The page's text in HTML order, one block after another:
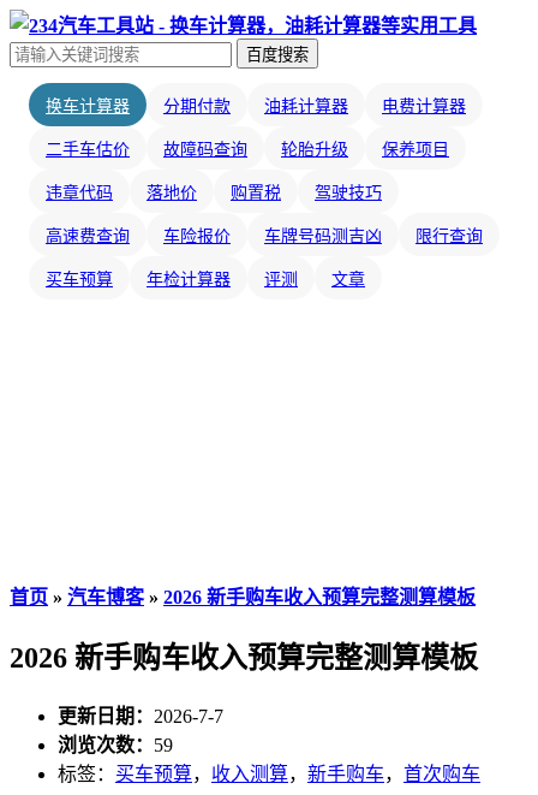
百度搜索
换车计算器 分期付款 油耗计算器 电费计算器
二手车估价 故障码查询 轮胎升级 保养项目
违章代码 落地价 购置税 驾驶技巧
高速费查询 车险报价 车牌号码测吉凶 限行查询
买车预算 年检计算器 评测 文章
首页 » 汽车博客» 2026 新手购车收入预算完整测算模板
2026 新手购车收入预算完整测算模板
更新日期： 2026-7-7
浏览次数： 59
标签： 买车预算， 收入测算， 新手购车， 首次购车